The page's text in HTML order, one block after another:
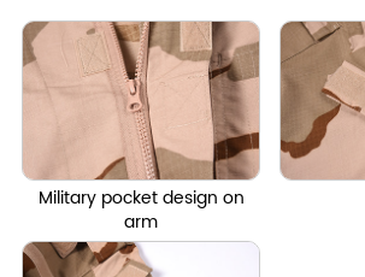
Military pocket design on
arm